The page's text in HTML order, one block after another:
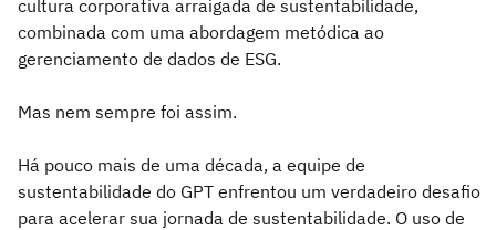
cultura corporativa arraigada de sustentabilidade,
combinada com uma abordagem metódica ao
gerenciamento de dados de ESG.
Mas nem sempre foi assim.
Há pouco mais de uma década, a equipe de
sustentabilidade do GPT enfrentou um verdadeiro desafio
para acelerar sua jornada de sustentabilidade. O uso de